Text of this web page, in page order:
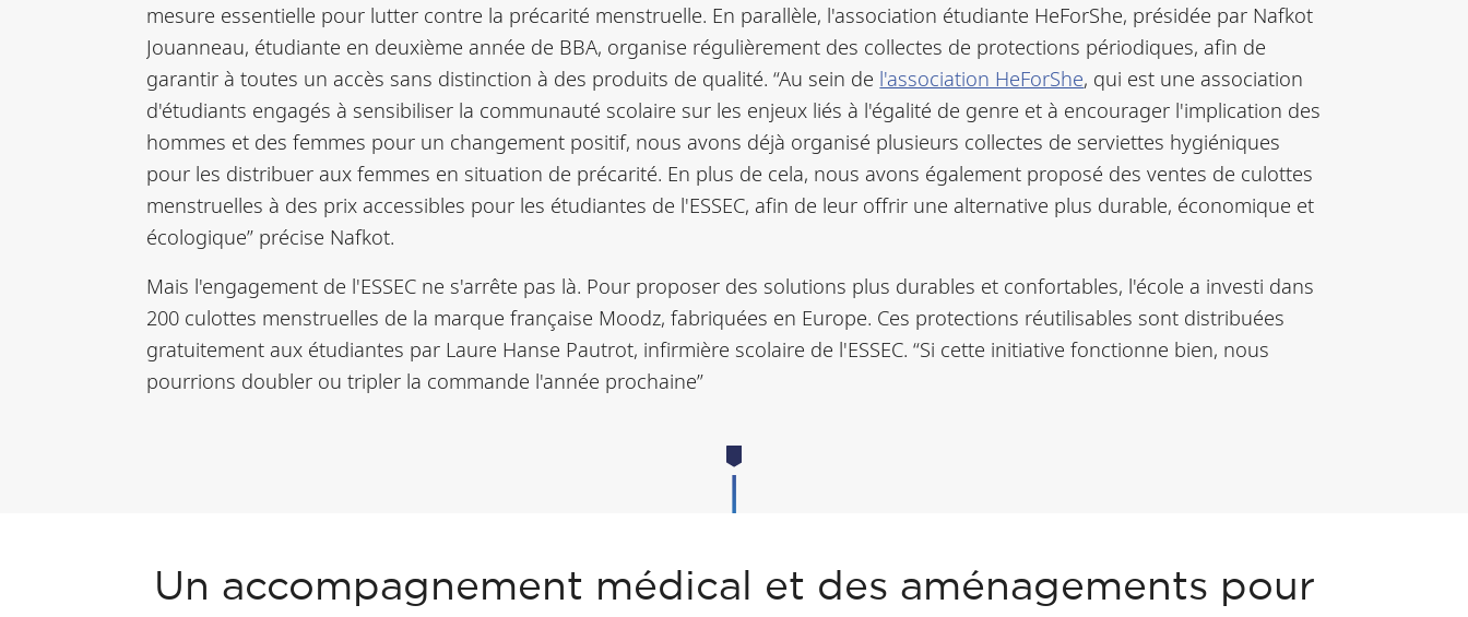
mesure essentielle pour lutter contre la précarité menstruelle. En parallèle, l'association étudiante HeForShe, présidée par Nafkot
Jouanneau, étudiante en deuxième année de BBA, organise régulièrement des collectes de protections périodiques, afin de
garantir à toutes un accès sans distinction à des produits de qualité. “Au sein de l'association HeForShe, qui est une association
d'étudiants engagés à sensibiliser la communauté scolaire sur les enjeux liés à l'égalité de genre et à encourager l'implication des
hommes et des femmes pour un changement positif, nous avons déjà organisé plusieurs collectes de serviettes hygiéniques
pour les distribuer aux femmes en situation de précarité. En plus de cela, nous avons également proposé des ventes de culottes
menstruelles à des prix accessibles pour les étudiantes de l'ESSEC, afin de leur offrir une alternative plus durable, économique et
écologique” précise Nafkot.
Mais l'engagement de l'ESSEC ne s'arrête pas là. Pour proposer des solutions plus durables et confortables, l'école a investi dans
200 culottes menstruelles de la marque française Moodz, fabriquées en Europe. Ces protections réutilisables sont distribuées
gratuitement aux étudiantes par Laure Hanse Pautrot, infirmière scolaire de l'ESSEC. “Si cette initiative fonctionne bien, nous
pourrions doubler ou tripler la commande l'année prochaine”
Un accompagnement médical et des aménagements pour